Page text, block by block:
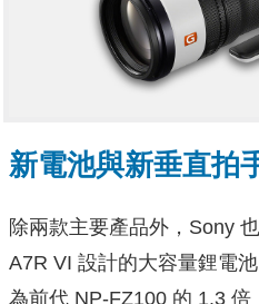
新電池與新垂直拍
除兩款主要產品外，Sony
A7R VI 設計的大容量鋰電
為前代 NP-FZ100 的 1.3 倍